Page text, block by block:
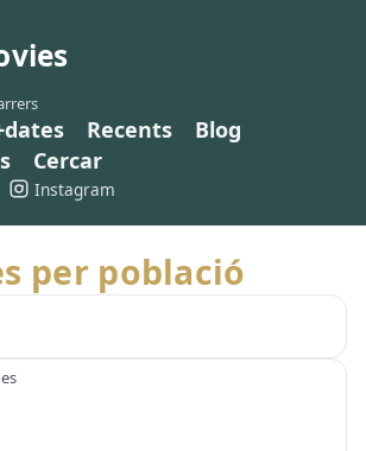
Recents
Blog
Cercar
Instagram
per població